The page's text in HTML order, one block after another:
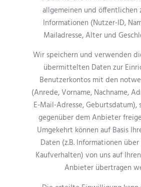
allgemeinen und öffentlichen
Informationen (Nutzer-ID,
Mailadresse, Alter und
Wir speichern und verwenden
übermittelten Daten zur
Benutzerkontos mit den
(Anrede, Vorname, Nachname,
E-Mail-Adresse, Geburtsdatum),
gegenüber dem Anbieter
Umgekehrt können auf Basis
Daten (z.B. Informationen
Kaufverhalten) von uns auf
Anbieter übertragen